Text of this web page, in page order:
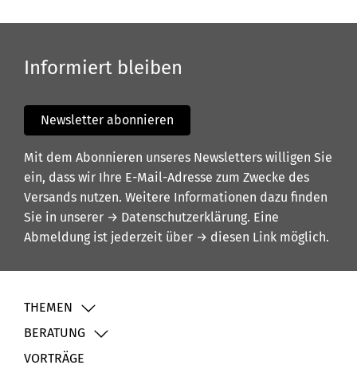
Informiert bleiben
Newsletter abonnieren
Mit dem Abonnieren unseres Newsletters willigen Sie
ein, dass wir Ihre E-Mail-Adresse zum Zwecke des
Versands nutzen. Weitere Informationen dazu finden
Sie in unserer → Datenschutzerklärung. Eine
Abmeldung ist jederzeit über → diesen Link möglich.
THEMEN
BERATUNG
VORTRÄGE